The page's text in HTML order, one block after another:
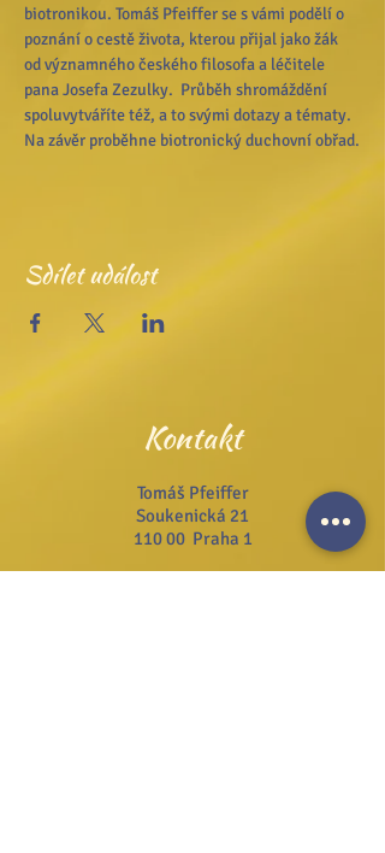
biotronikou. Tomáš Pfeiffer se s vámi podělí o
poznání o cestě života, kterou přijal jako žák
od významného českého filosofa a léčitele
pana Josefa Zezulky.  Průběh shromáždění
spoluvytváříte též, a to svými dotazy a tématy.
Na závěr proběhne biotronický duchovní obřad.
Sdílet událost
Kontakt
Tomáš Pfeiffer
Soukenická 21
110 00 Praha 1